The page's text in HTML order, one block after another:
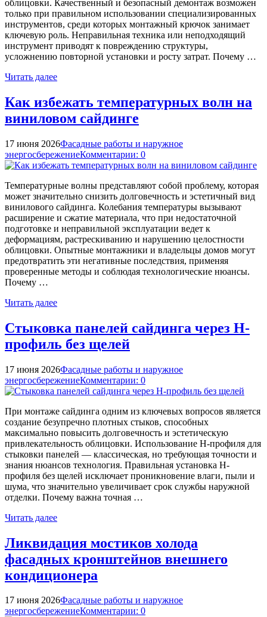
облицовки. Качественный и безопасный демонтаж возможен
только при правильном использовании специализированных
инструментов, среди которых монтажный крючок занимает
ключевую роль. Неправильная техника или неподходящий
инструмент приводят к повреждению структуры,
усложнению повторной установки и росту затрат. Почему …
Читать далее
Как избежать температурных волн на
виниловом сайдинге
17 июня 2026Фасадные работы и наружное
энергосбережениеКомментарии: 0
Температурные волны представляют собой проблему, которая
может значительно снизить долговечность и эстетичный вид
винилового сайдинга. Колебания температуры вызывают
расширение и сжатие материала, что при недостаточной
подготовке и неправильной эксплуатации ведет к
деформациям, растрескиванию и нарушению целостности
облицовки. Опытные монтажники и владельцы домов могут
предотвратить эти негативные последствия, применяя
проверенные методы и соблюдая технологические нюансы.
Почему …
Читать далее
Стыковка панелей сайдинга через H-
профиль без щелей
17 июня 2026Фасадные работы и наружное
энергосбережениеКомментарии: 0
При монтаже сайдинга одним из ключевых вопросов является
создание безупречно плотных стыков, способных
максимально повысить долговечность и эстетическую
привлекательность облицовки. Использование H-профиля для
стыковки панелей — классическая, но требующая точности и
знания нюансов технология. Правильная установка H-
профиля без щелей исключает проникновение влаги, пыли и
шума, что значительно увеличивает срок службы наружной
отделки. Почему важна точная …
Читать далее
Ликвидация мостиков холода
фасадных кронштейнов внешнего
кондиционера
17 июня 2026Фасадные работы и наружное
энергосбережениеКомментарии: 0